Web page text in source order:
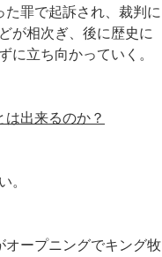
罪で起訴され、裁判に
が相次ぎ、後に歴史に
に立ち向かっていく。
出来るのか？
。
オープニングでキング牧